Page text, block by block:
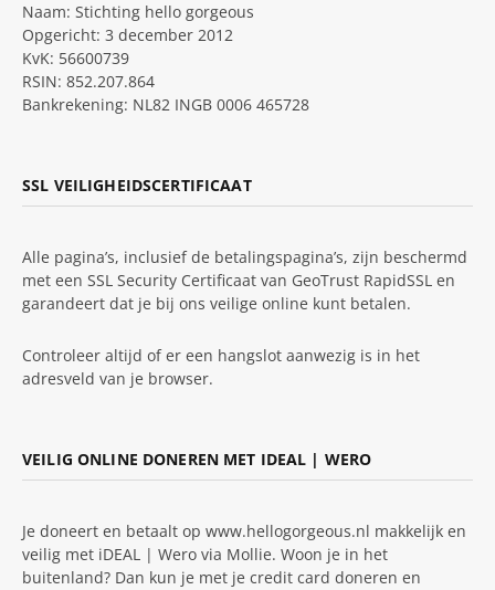
Naam: Stichting hello gorgeous
Opgericht: 3 december 2012
KvK: 56600739
RSIN: 852.207.864
Bankrekening: NL82 INGB 0006 465728
SSL VEILIGHEIDSCERTIFICAAT
Alle pagina’s, inclusief de betalingspagina’s, zijn beschermd
met een SSL Security Certificaat van GeoTrust RapidSSL en
garandeert dat je bij ons veilige online kunt betalen.
Controleer altijd of er een hangslot aanwezig is in het
adresveld van je browser.
VEILIG ONLINE DONEREN MET IDEAL | WERO
Je doneert en betaalt op www.hellogorgeous.nl makkelijk en
veilig met iDEAL | Wero via Mollie. Woon je in het
buitenland? Dan kun je met je credit card doneren en